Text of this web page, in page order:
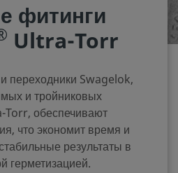
фитинги
Ultra-Torr
переходники Swagelok,
и тройниковых
Torr, обеспечивают
что экономит время и
результаты в
герметизацией.